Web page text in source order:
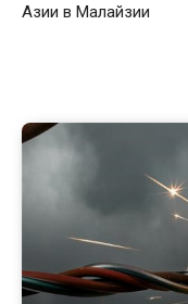
Азии в Малайзии